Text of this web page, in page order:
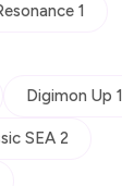
1
Digimon Up 1
SEA 2